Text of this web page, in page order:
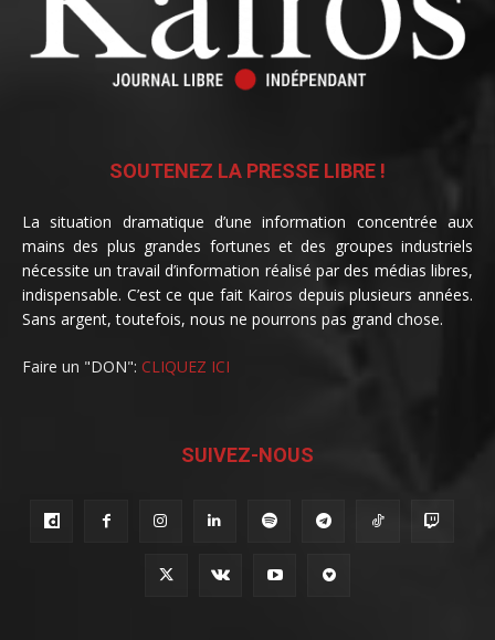
SOUTENEZ LA PRESSE LIBRE !
La situation dramatique d’une information concentrée aux
mains des plus grandes fortunes et des groupes industriels
nécessite un travail d’information réalisé par des médias libres,
indispensable. C’est ce que fait Kairos depuis plusieurs années.
Sans argent, toutefois, nous ne pourrons pas grand chose.
Faire un "DON": CLIQUEZ ICI
SUIVEZ-NOUS